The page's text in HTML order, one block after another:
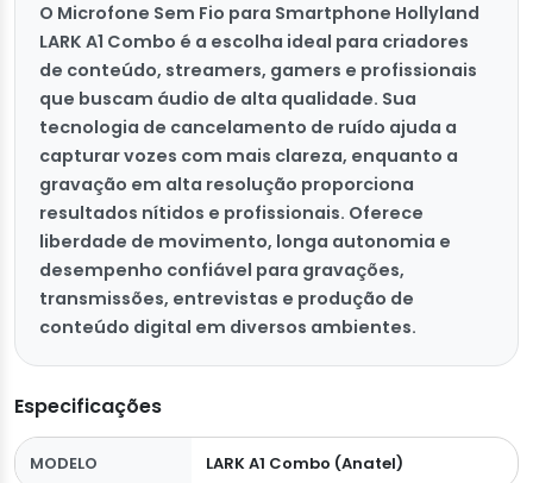
O Microfone Sem Fio para Smartphone Hollyland
LARK A1 Combo é a escolha ideal para criadores
de conteúdo, streamers, gamers e profissionais
que buscam áudio de alta qualidade. Sua
tecnologia de cancelamento de ruído ajuda a
capturar vozes com mais clareza, enquanto a
gravação em alta resolução proporciona
resultados nítidos e profissionais. Oferece
liberdade de movimento, longa autonomia e
desempenho confiável para gravações,
transmissões, entrevistas e produção de
conteúdo digital em diversos ambientes.
Especificações
MODELO LARK A1 Combo (Anatel)